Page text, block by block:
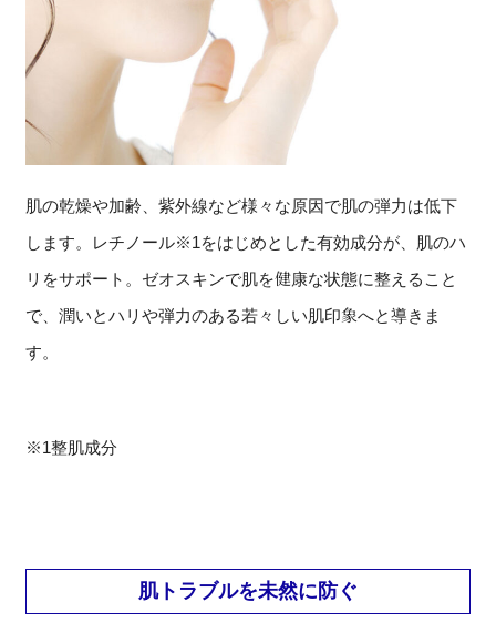
肌の乾燥や加齢、紫外線など様々な原因で肌の弾力は低下
します。レチノール※1をはじめとした有効成分が、肌のハ
リをサポート。ゼオスキンで肌を健康な状態に整えること
で、潤いとハリや弾力のある若々しい肌印象へと導きま
す。
※1整肌成分
肌トラブルを未然に防ぐ